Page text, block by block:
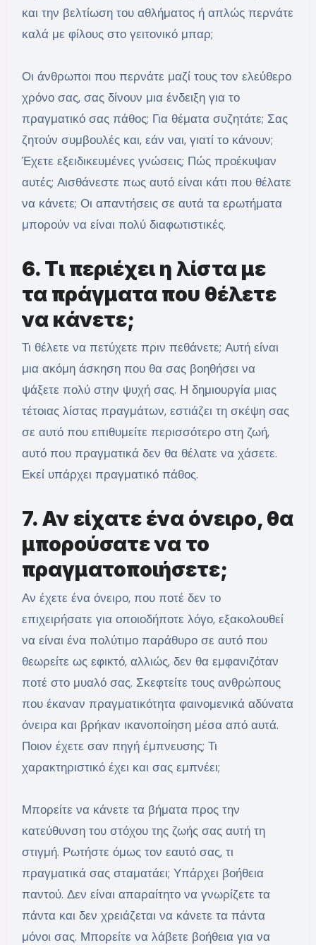
και την βελτίωση του αθλήματος ή απλώς περνάτε
καλά με φίλους στο γειτονικό μπαρ;
Οι άνθρωποι που περνάτε μαζί τους τον ελεύθερο
χρόνο σας, σας δίνουν μια ένδειξη για το
πραγματικό σας πάθος; Για θέματα συζητάτε; Σας
ζητούν συμβουλές και, εάν ναι, γιατί το κάνουν;
Έχετε εξειδικευμένες γνώσεις; Πώς προέκυψαν
αυτές; Αισθάνεστε πως αυτό είναι κάτι που θέλατε
να κάνετε; Οι απαντήσεις σε αυτά τα ερωτήματα
μπορούν να είναι πολύ διαφωτιστικές.
6. Τι περιέχει η λίστα με
τα πράγματα που θέλετε
να κάνετε;
Τι θέλετε να πετύχετε πριν πεθάνετε; Αυτή είναι
μια ακόμη άσκηση που θα σας βοηθήσει να
ψάξετε πολύ στην ψυχή σας. Η δημιουργία μιας
τέτοιας λίστας πραγμάτων, εστιάζει τη σκέψη σας
σε αυτό που επιθυμείτε περισσότερο στη ζωή,
αυτό που πραγματικά δεν θα θέλατε να χάσετε.
Εκεί υπάρχει πραγματικό πάθος.
7. Αν είχατε ένα όνειρο, θα
μπορούσατε να το
πραγματοποιήσετε;
Αν έχετε ένα όνειρο, που ποτέ δεν το
επιχειρήσατε για οποιοδήποτε λόγο, εξακολουθεί
να είναι ένα πολύτιμο παράθυρο σε αυτό που
θεωρείτε ως εφικτό, αλλιώς, δεν θα εμφανιζόταν
ποτέ στο μυαλό σας. Σκεφτείτε τους ανθρώπους
που έκαναν πραγματικότητα φαινομενικά αδύνατα
όνειρα και βρήκαν ικανοποίηση μέσα από αυτά.
Ποιον έχετε σαν πηγή έμπνευσης; Τι
χαρακτηριστικό έχει και σας εμπνέει;
Μπορείτε να κάνετε τα βήματα προς την
κατεύθυνση του στόχου της ζωής σας αυτή τη
στιγμή. Ρωτήστε όμως τον εαυτό σας, τι
πραγματικά σας σταματάει; Υπάρχει βοήθεια
παντού. Δεν είναι απαραίτητο να γνωρίζετε τα
πάντα και δεν χρειάζεται να κάνετε τα πάντα
μόνοι σας. Μπορείτε να λάβετε βοήθεια για να